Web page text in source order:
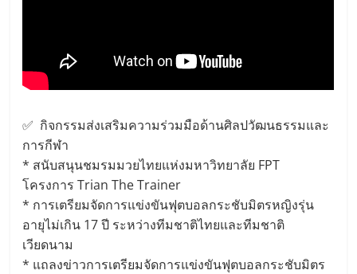
✅ กิจกรรมส่งเสริมความร่วมมือด้านศิลปวัฒนธรรมและ
การกีฬา
* สนับสนุนชมรมมวยไทยแห่งมหาวิทยาลัย FPT
โครงการ Trian The Trainer
* การเตรียมจัดการแข่งขันฟุตบอลกระชับมิตรหญิงรุ่น
อายุไม่เกิน 17 ปี ระหว่างทีมชาติไทยและทีมชาติ
เวียดนาม
* แถลงข่าวการเตรียมจัดการแข่งขันฟุตบอลกระชับมิตร